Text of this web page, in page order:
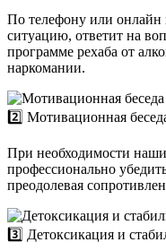
По телефону или онлайн
ситуацию, ответит на
программе рехаба от
наркомании.
2️⃣ Мотивационная
При необходимости
профессионально
преодолевая
3️⃣ Детоксикация и